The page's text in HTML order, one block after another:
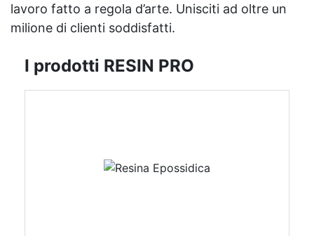
lavoro fatto a regola d’arte. Unisciti ad oltre un
milione di clienti soddisfatti.
I prodotti RESIN PRO